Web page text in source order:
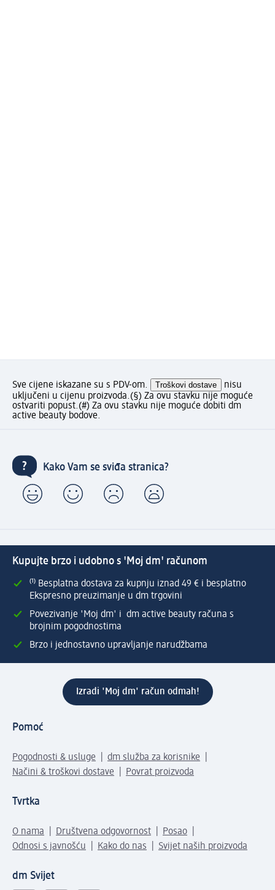
Sve cijene iskazane su s PDV-om. Troškovi dostave
nisu
uključeni u cijenu proizvoda.(§) Za ovu stavku nije moguće
ostvariti popust.(#) Za ovu stavku nije moguće dobiti dm
active beauty bodove.
Kako Vam se sviđa stranica?
Kupujte brzo i udobno s 'Moj dm' računom
⁽¹⁾ Besplatna dostava za kupnju iznad 49 € i besplatno
Ekspresno preuzimanje u dm trgovini
Povezivanje 'Moj dm' i dm active beauty računa s
brojnim pogodnostima
Brzo i jednostavno upravljanje narudžbama
Izradi 'Moj dm' račun odmah!
Pomoć
Pogodnosti & usluge
dm služba za korisnike
Načini & troškovi dostave
Povrat proizvoda
Tvrtka
O nama Društvena odgovornost
Posao
Odnosi s javnošću
Kako do nas Svijet naših proizvoda
dm Svijet